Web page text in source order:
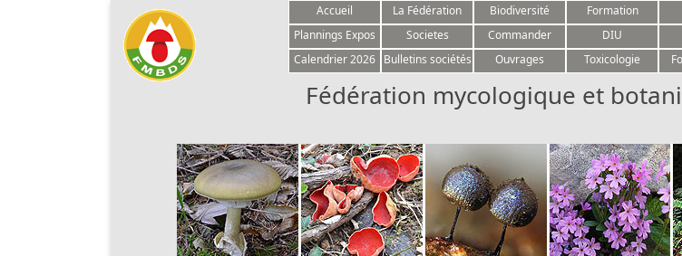
Aller au
Accueil La Fédération Biodiversité Formation
Plannings Expos
Societes Commander DIU
Calendrier 2026 Bulletins sociétés Ouvrages Toxicologie
Fédération mycologique et